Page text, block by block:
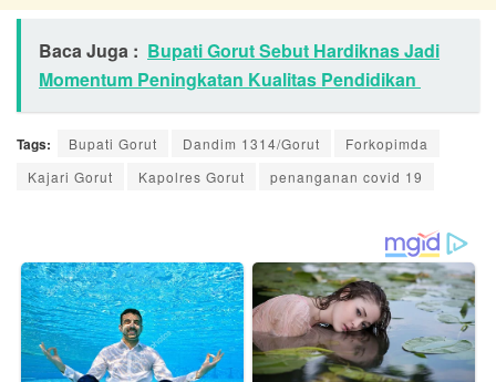
Baca Juga : Bupati Gorut Sebut Hardiknas Jadi
Momentum Peningkatan Kualitas Pendidikan
Tags: Bupati Gorut Dandim 1314/Gorut
Forkopimda
Kajari Gorut
Kapolres Gorut penanganan covid 19